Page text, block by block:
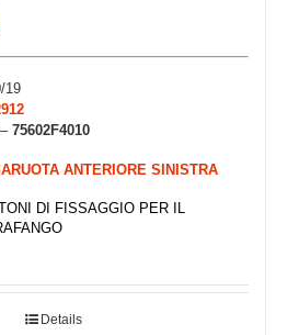
19
75602F4010
ANTERIORE SINISTRA
DI FISSAGGIO PER IL
Details